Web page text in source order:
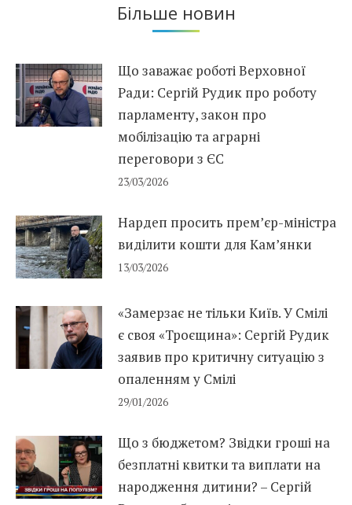
Більше новин
Що заважає роботі Верховної
Ради: Сергій Рудик про роботу
парламенту, закон про
мобілізацію та аграрні
переговори з ЄС
23/03/2026
Нардеп просить прем’єр-міністра
виділити кошти для Кам’янки
13/03/2026
«Замерзає не тільки Київ. У Смілі
є своя «Троєщина»: Сергій Рудик
заявив про критичну ситуацію з
опаленням у Смілі
29/01/2026
Що з бюджетом? Звідки гроші на
безплатні квитки та виплати на
народження дитини? – Сергій